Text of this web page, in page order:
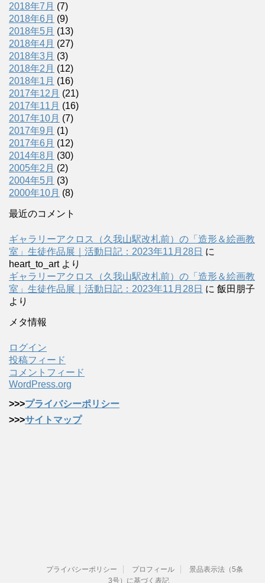
2018年7月 (7)
2018年6月 (9)
2018年5月 (13)
2018年4月 (27)
2018年3月 (3)
2018年2月 (12)
2018年1月 (16)
2017年12月 (21)
2017年11月 (16)
2017年10月 (7)
2017年9月 (1)
2017年6月 (12)
2014年8月 (30)
2005年2月 (2)
2004年5月 (3)
2000年10月 (8)
最近のコメント
ギャラリーアクロス（久我山駅改札前）の「造形＆絵画教
室」生徒作品展｜活動日記：2023年11月28日 に
heart_to_artより
ギャラリーアクロス（久我山駅改札前）の「造形＆絵画教
室」生徒作品展｜活動日記：2023年11月28日 に 飯田朋子
より
メタ情報
ログイン
投稿フィード
コメントフィード
WordPress.org
>>>プライバシーポリシー
>>>サイトマップ
プライバシーポリシー プロフィール
景品表示法（5条
3号）に基づく表記